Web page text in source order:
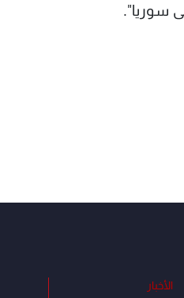
سوريا".
الأخبار